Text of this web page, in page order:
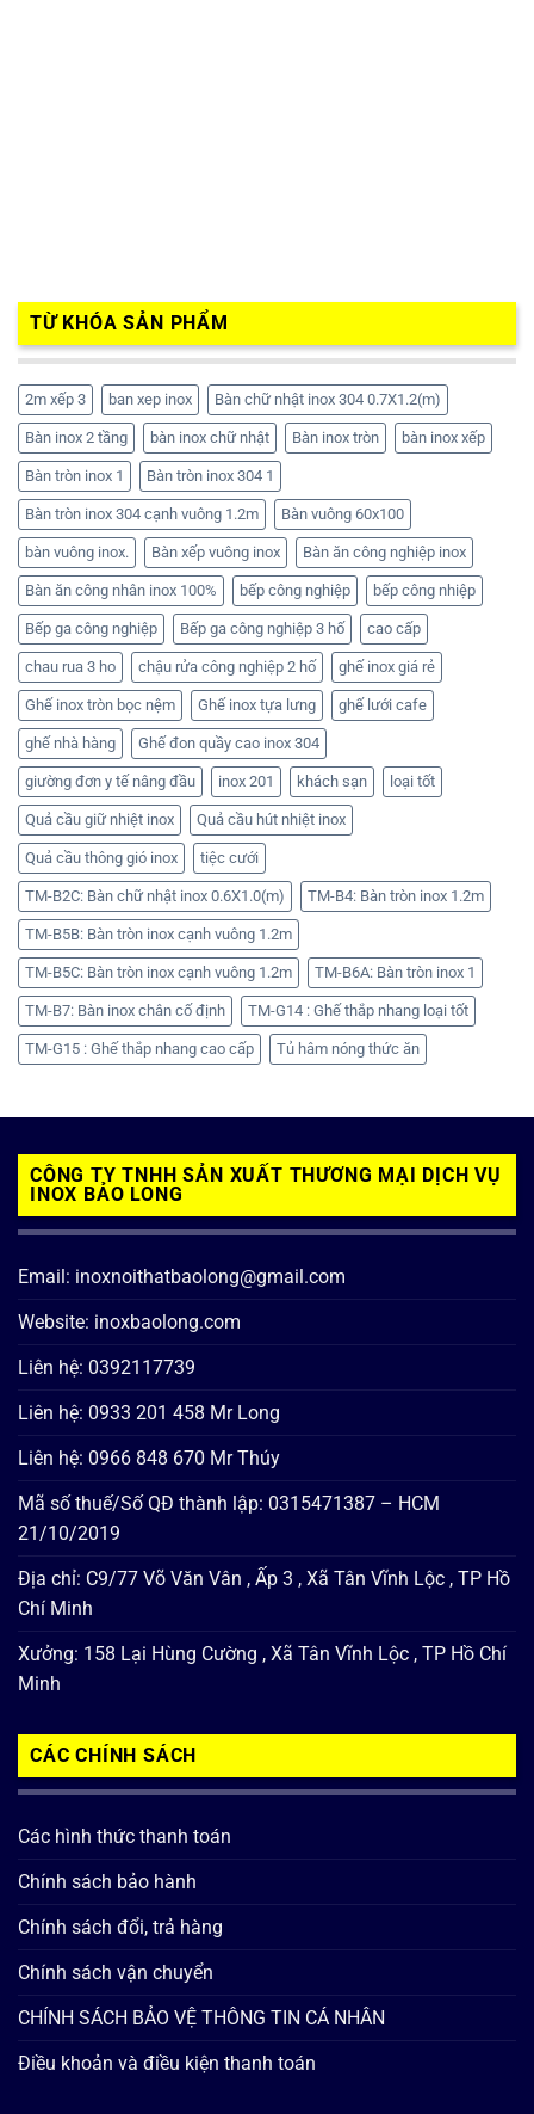
TỪ KHÓA SẢN PHẨM
2m xếp 3 ban xep inox Bàn chữ nhật inox 304 0.7X1.2(m)
Bàn inox 2 tầng bàn inox chữ nhật Bàn inox tròn bàn inox xếp
Bàn tròn inox 1 Bàn tròn inox 304 1
Bàn tròn inox 304 cạnh vuông 1.2m Bàn vuông 60x100
bàn vuông inox. Bàn xếp vuông inox Bàn ăn công nghiệp inox
Bàn ăn công nhân inox 100% bếp công nghiệp bếp công nhiệp
Bếp ga công nghiệp Bếp ga công nghiệp 3 hố cao cấp
chau rua 3 ho chậu rửa công nghiệp 2 hố ghế inox giá rẻ
Ghế inox tròn bọc nệm Ghế inox tựa lưng ghế lưới cafe
ghế nhà hàng Ghế đon quầy cao inox 304
giường đơn y tế nâng đầu inox 201 khách sạn loại tốt
Quả cầu giữ nhiệt inox Quả cầu hút nhiệt inox
Quả cầu thông gió inox tiệc cưới
TM-B2C: Bàn chữ nhật inox 0.6X1.0(m) TM-B4: Bàn tròn inox 1.2m
TM-B5B: Bàn tròn inox cạnh vuông 1.2m
TM-B5C: Bàn tròn inox cạnh vuông 1.2m TM-B6A: Bàn tròn inox 1
TM-B7: Bàn inox chân cố định TM-G14 : Ghế thắp nhang loại tốt
TM-G15 : Ghế thắp nhang cao cấp Tủ hâm nóng thức ăn
CÔNG TY TNHH SẢN XUẤT THƯƠNG MẠI DỊCH VỤ
INOX BẢO LONG
Email: inoxnoithatbaolong@gmail.com
Website: inoxbaolong.com
Liên hệ: 0392117739
Liên hệ: 0933 201 458 Mr Long
Liên hệ: 0966 848 670 Mr Thúy
Mã số thuế/Số QĐ thành lập: 0315471387 – HCM
21/10/2019
Địa chỉ: C9/77 Võ Văn Vân , Ấp 3 , Xã Tân Vĩnh Lộc , TP Hồ
Chí Minh
Xưởng: 158 Lại Hùng Cường , Xã Tân Vĩnh Lộc , TP Hồ Chí
Minh
CÁC CHÍNH SÁCH
Các hình thức thanh toán
Chính sách bảo hành
Chính sách đổi, trả hàng
Chính sách vận chuyển
CHÍNH SÁCH BẢO VỆ THÔNG TIN CÁ NHÂN
Điều khoản và điều kiện thanh toán